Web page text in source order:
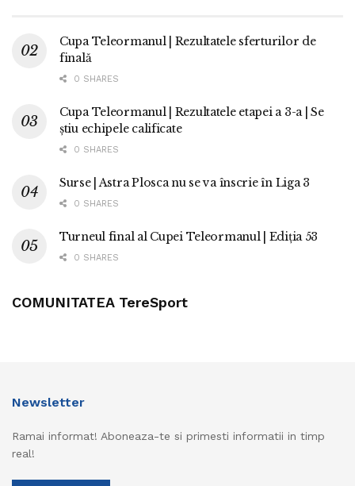
Cupa Teleormanul | Rezultatele sferturilor de
finală
0 SHARES
Cupa Teleormanul | Rezultatele etapei a 3-a | Se
știu echipele calificate
0 SHARES
Surse | Astra Plosca nu se va înscrie în Liga 3
0 SHARES
Turneul final al Cupei Teleormanul | Ediția 53
0 SHARES
COMUNITATEA TereSport
Newsletter
Ramai informat! Aboneaza-te si primesti informatii in timp
real!